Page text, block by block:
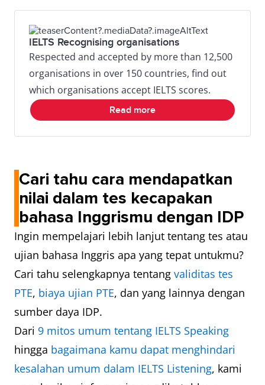
IELTS Recognising organisations
Respected and accepted by more than 12,500
organisations in over 150 countries, find out
which organisations accept IELTS scores.
Read more
Cari tahu cara mendapatkan
nilai dalam tes kecapakan
bahasa Inggrismu dengan IDP
Ingin mempelajari lebih lanjut tentang tes atau
ujian bahasa Inggris apa yang tepat untukmu?
Cari tahu selengkapnya tentang validitas tes
PTE, biaya ujian PTE, dan yang lainnya dengan
sumber daya IDP.
Dari 9 mitos umum tentang IELTS Speaking
hingga bagaimana kamu dapat menghindari
kesalahan umum dalam IELTS Listening, kami